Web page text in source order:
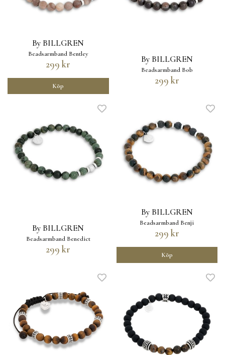
By BILLGREN
Beadsarmband Bentley
299 kr
Köp
By BILLGREN
Beadsarmband Bob
299 kr
By BILLGREN
Beadsarmband Benedict
299 kr
By BILLGREN
Beadsarmband Benji
299 kr
Köp